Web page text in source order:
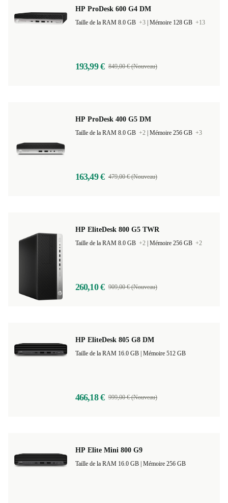
HP ProDesk 600 G4 DM
Taille de la RAM 8.0 GB +3 Mémoire 128 GB +13
193,99 € 849,00 € (Nouveau)
HP ProDesk 400 G5 DM
Taille de la RAM 8.0 GB +2 Mémoire 256 GB +3
163,49 € 479,00 € (Nouveau)
HP EliteDesk 800 G5 TWR
Taille de la RAM 8.0 GB +2 Mémoire 256 GB +2
260,10 € 909,00 € (Nouveau)
HP EliteDesk 805 G8 DM
Mémoire 512 GB
466,18 € 999,00 € (Nouveau)
HP Elite Mini 800 G9
Mémoire 256 GB